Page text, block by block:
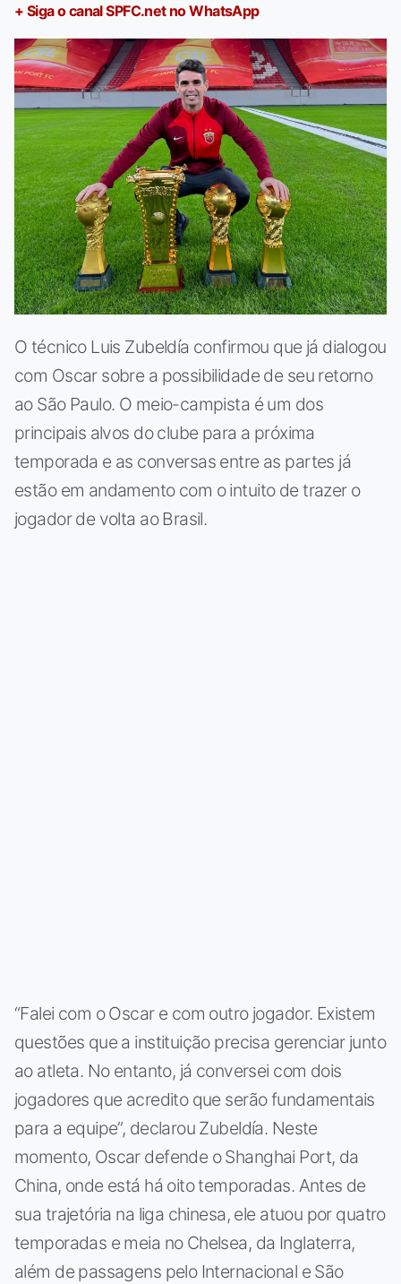
+ Siga o canal SPFC.net no WhatsApp
O técnico Luis Zubeldía confirmou que já dialogou
com Oscar sobre a possibilidade de seu retorno
ao São Paulo. O meio-campista é um dos
principais alvos do clube para a próxima
temporada e as conversas entre as partes já
estão em andamento com o intuito de trazer o
jogador de volta ao Brasil.
“Falei com o Oscar e com outro jogador. Existem
questões que a instituição precisa gerenciar junto
ao atleta. No entanto, já conversei com dois
jogadores que acredito que serão fundamentais
para a equipe”, declarou Zubeldía. Neste
momento, Oscar defende o Shanghai Port, da
China, onde está há oito temporadas. Antes de
sua trajetória na liga chinesa, ele atuou por quatro
temporadas e meia no Chelsea, da Inglaterra,
além de passagens pelo Internacional e São